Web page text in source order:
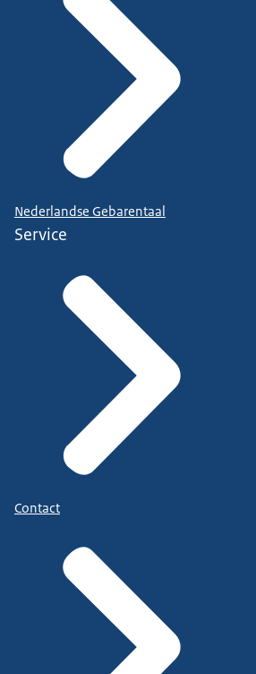
Nederlandse Gebarentaal
Service
Contact